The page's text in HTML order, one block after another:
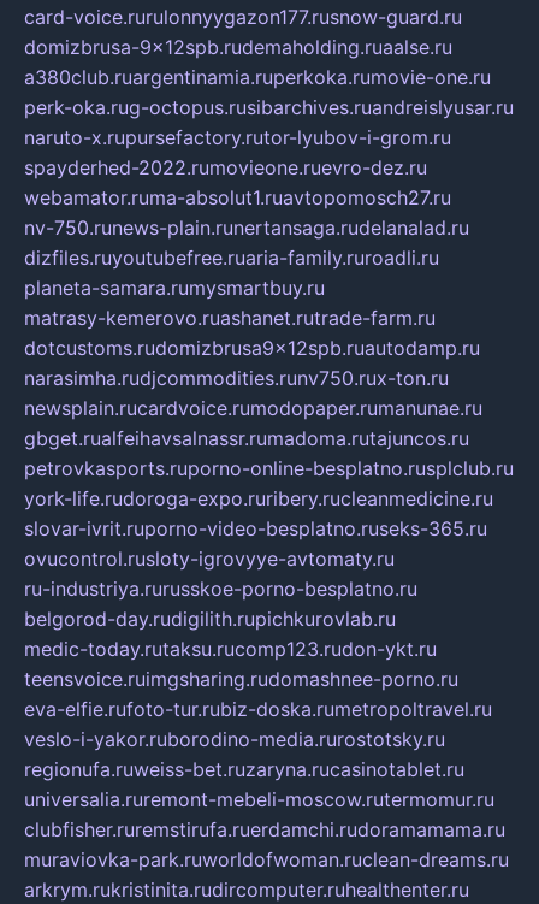
card-voice.rurulonnyygazon177.rusnow-guard.ru
domizbrusa-9x12spb.rudemaholding.ruaalse.ru
a380club.ruargentinamia.ruperkoka.rumovie-one.ru
perk-oka.rug-octopus.rusibarchives.ruandreislyusar.ru
naruto-x.rupursefactory.rutor-lyubov-i-grom.ru
spayderhed-2022.rumovieone.ruevro-dez.ru
webamator.ruma-absolut1.ruavtopomosch27.ru
nv-750.runews-plain.runertansaga.rudelanalad.ru
dizfiles.ruyoutubefree.ruaria-family.ruroadli.ru
planeta-samara.rumysmartbuy.ru
matrasy-kemerovo.ruashanet.rutrade-farm.ru
dotcustoms.rudomizbrusa9x12spb.ruautodamp.ru
narasimha.rudjcommodities.runv750.rux-ton.ru
newsplain.rucardvoice.rumodopaper.rumanunae.ru
gbget.rualfeihavsalnassr.rumadoma.rutajuncos.ru
petrovkasports.ruporno-online-besplatno.rusplclub.ru
york-life.rudoroga-expo.ruribery.rucleanmedicine.ru
slovar-ivrit.ruporno-video-besplatno.ruseks-365.ru
ovucontrol.rusloty-igrovyye-avtomaty.ru
ru-industriya.rurusskoe-porno-besplatno.ru
belgorod-day.rudigilith.rupichkurovlab.ru
medic-today.rutaksu.rucomp123.rudon-ykt.ru
teensvoice.ruimgsharing.rudomashnee-porno.ru
eva-elfie.rufoto-tur.rubiz-doska.rumetropoltravel.ru
veslo-i-yakor.ruborodino-media.rurostotsky.ru
regionufa.ruweiss-bet.ruzaryna.rucasinotablet.ru
universalia.ruremont-mebeli-moscow.rutermomur.ru
clubfisher.ruremstirufa.ruerdamchi.rudoramamama.ru
muraviovka-park.ruworldofwoman.ruclean-dreams.ru
arkrym.rukristinita.rudircomputer.ruhealthenter.ru